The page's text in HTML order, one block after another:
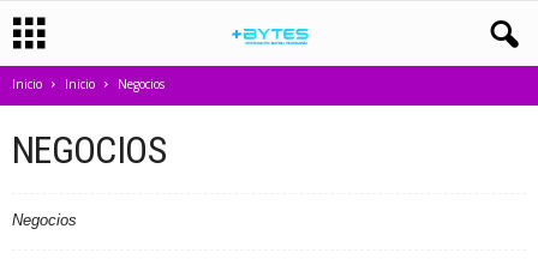
Inicio Inicio Negocios
NEGOCIOS
Negocios